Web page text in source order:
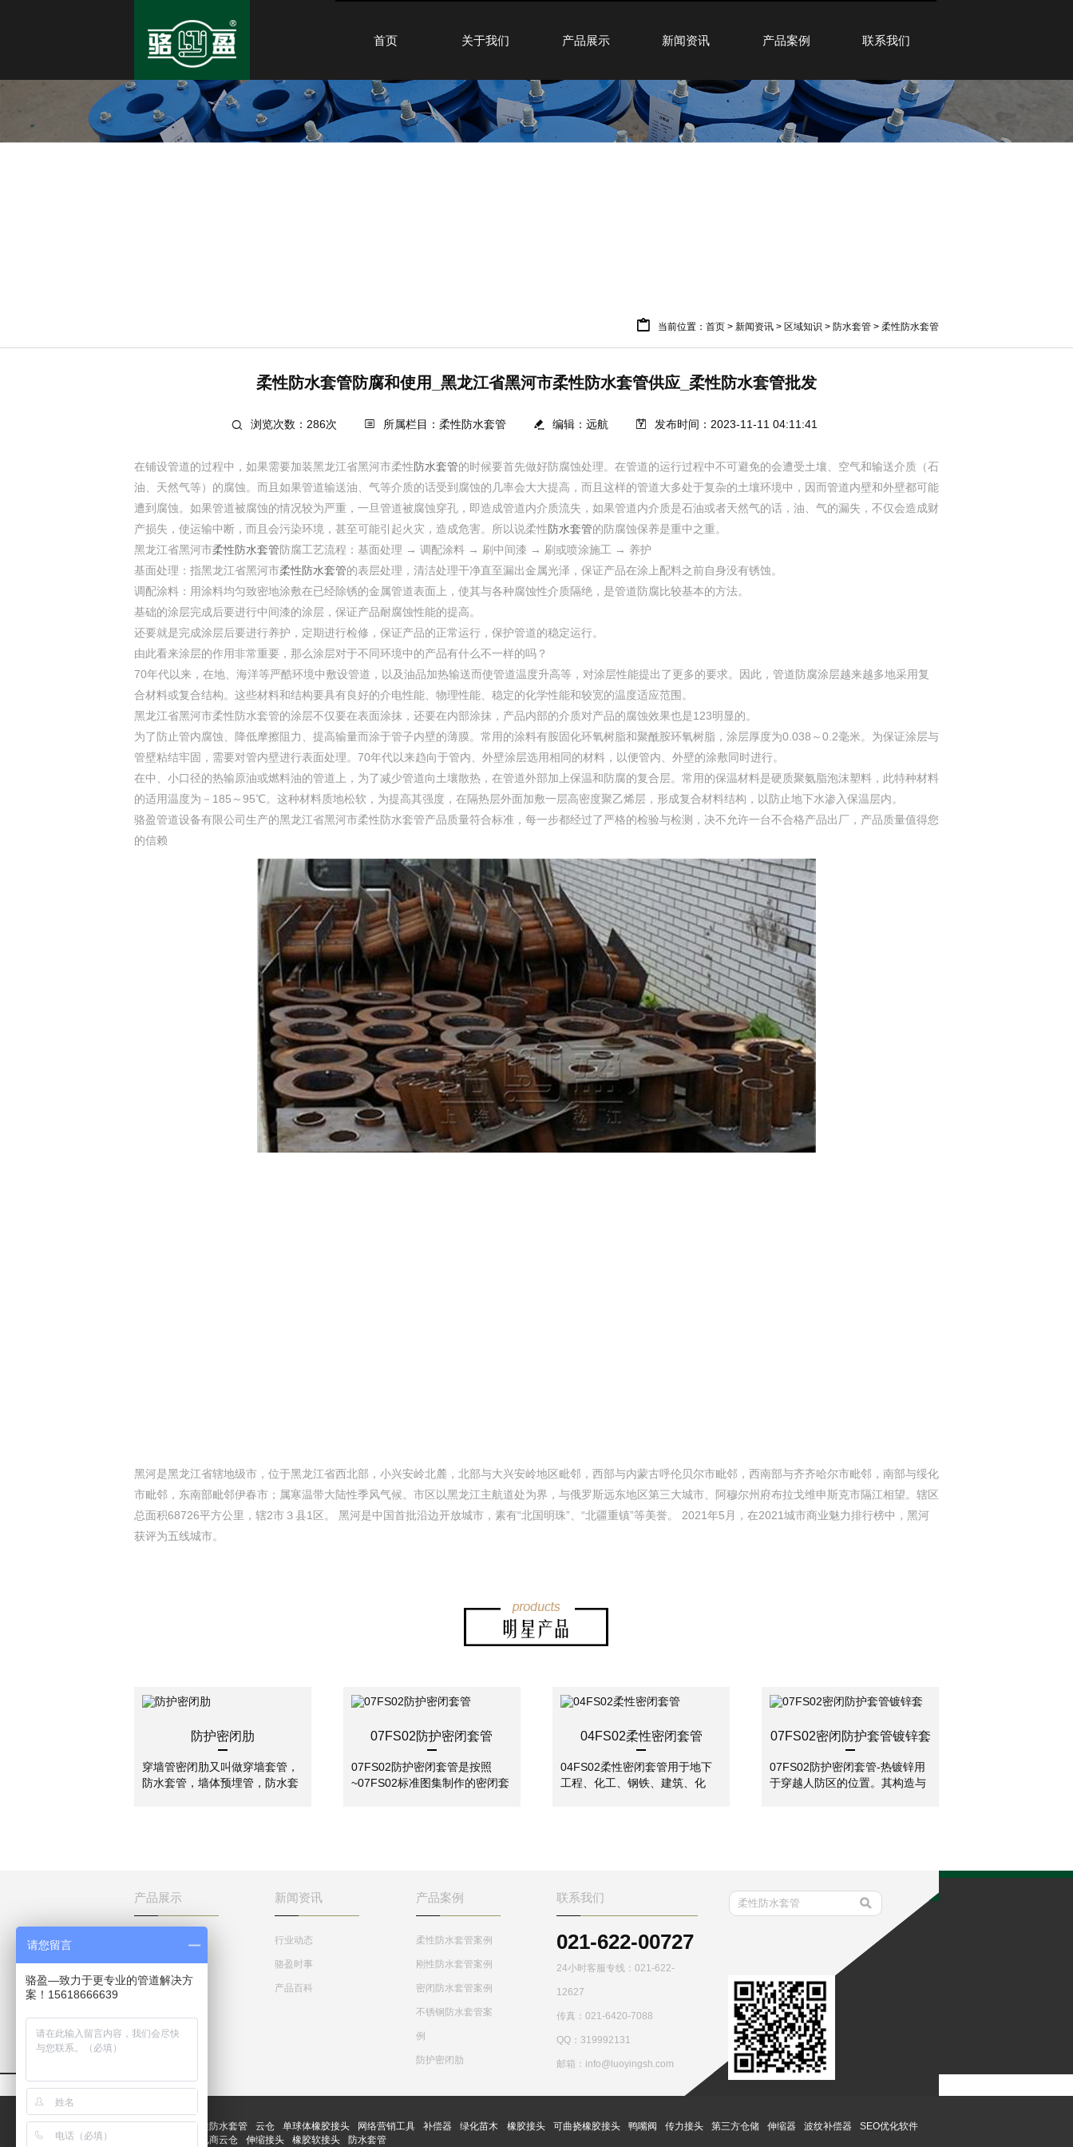
首页 关于我们 产品展示 新闻资讯 产品案例 联系我们
当前位置： 首页 > 新闻资讯 > 区域知识 > 防水套管 > 柔性防水套管
柔性防水套管防腐和使用_黑龙江省黑河市柔性防水套管供应_柔性防水套管批发
浏览次数：286次 所属栏目：柔性防水套管 编辑： 远航 发布时间：2023-11-11 04:11:41
在铺设管道的过程中，如果需要加装黑龙江省黑河市柔性防水套管的时候要首先做好防腐蚀处理。在管道的运行过程中不可避免的会遭受土壤、空气和输送介质（石
油、天然气等）的腐蚀。而且如果管道输送油、气等介质的话受到腐蚀的几率会大大提高，而且这样的管道大多处于复杂的土壤环境中，因而管道内壁和外壁都可能
遭到腐蚀。如果管道被腐蚀的情况较为严重，一旦管道被腐蚀穿孔，即造成管道内介质流失，如果管道内介质是石油或者天然气的话，油、气的漏失，不仅会造成财
产损失，使运输中断，而且会污染环境，甚至可能引起火灾，造成危害。所以说柔性防水套管的防腐蚀保养是重中之重。
黑龙江省黑河市柔性防水套管防腐工艺流程：基面处理 → 调配涂料 → 刷中间漆 → 刷或喷涂施工 → 养护
基面处理：指黑龙江省黑河市柔性防水套管的表层处理，清洁处理干净直至漏出金属光泽，保证产品在涂上配料之前自身没有锈蚀。
调配涂料：用涂料均匀致密地涂敷在已经除锈的金属管道表面上，使其与各种腐蚀性介质隔绝，是管道防腐比较基本的方法。
基础的涂层完成后要进行中间漆的涂层，保证产品耐腐蚀性能的提高。
还要就是完成涂层后要进行养护，定期进行检修，保证产品的正常运行，保护管道的稳定运行。
由此看来涂层的作用非常重要，那么涂层对于不同环境中的产品有什么不一样的吗？
70年代以来，在地、海洋等严酷环境中敷设管道，以及油品加热输送而使管道温度升高等，对涂层性能提出了更多的要求。因此，管道防腐涂层越来越多地采用复
合材料或复合结构。这些材料和结构要具有良好的介电性能、物理性能、稳定的化学性能和较宽的温度适应范围。
黑龙江省黑河市柔性防水套管的涂层不仅要在表面涂抹，还要在内部涂抹，产品内部的介质对产品的腐蚀效果也是123明显的。
为了防止管内腐蚀、降低摩擦阻力、提高输量而涂于管子内壁的薄膜。常用的涂料有胺固化环氧树脂和聚酰胺环氧树脂，涂层厚度为0.038～0.2毫米。为保证涂层与
管壁粘结牢固，需要对管内壁进行表面处理。70年代以来趋向于管内、外壁涂层选用相同的材料，以便管内、外壁的涂敷同时进行。
在中、小口径的热输原油或燃料油的管道上，为了减少管道向土壤散热，在管道外部加上保温和防腐的复合层。常用的保温材料是硬质聚氨脂泡沫塑料，此特种材料
的适用温度为－185～95℃。这种材料质地松软，为提高其强度，在隔热层外面加敷一层高密度聚乙烯层，形成复合材料结构，以防止地下水渗入保温层内。
骆盈管道设备有限公司生产的黑龙江省黑河市柔性防水套管产品质量符合标准，每一步都经过了严格的检验与检测，决不允许一台不合格产品出厂，产品质量值得您
的信赖
黑河是黑龙江省辖地级市，位于黑龙江省西北部，小兴安岭北麓，北部与大兴安岭地区毗邻，西部与内蒙古呼伦贝尔市毗邻，西南部与齐齐哈尔市毗邻，南部与绥化
市毗邻，东南部毗邻伊春市；属寒温带大陆性季风气候。市区以黑龙江主航道处为界，与俄罗斯远东地区第三大城市、阿穆尔州府布拉戈维申斯克市隔江相望。辖区
总面积68726平方公里，辖2市３县1区。 黑河是中国首批沿边开放城市，素有“北国明珠”、“北疆重镇”等美誉。 2021年5月，在2021城市商业魅力排行榜中，黑河
获评为五线城市。
防护密闭肋
穿墙管密闭肋又叫做穿墙套管，
防水套管，墙体预埋管，防水套
07FS02防护密闭套管
07FS02防护密闭套管是按照
~07FS02标准图集制作的密闭套
04FS02柔性密闭套管
04FS02柔性密闭套管用于地下
工程、化工、钢铁、建筑、化
07FS02密闭防护套管镀锌套
07FS02防护密闭套管-热镀锌用
于穿越人防区的位置。其构造与
产品展示
刚性防水套管
密闭防水套管
防护密闭肋
新闻资讯
行业动态
骆盈时事
产品百科
产品案例
柔性防水套管案例
刚性防水套管案例
密闭防水套管案例
不锈钢防水套管案
例
防护密闭肋
联系我们
021-622-00727
24小时客服专线：021-622-
12627
传真：021-6420-7088
QQ： 319992131
邮箱：info@luoyingsh.com
柔性防水套管 云仓 单球体橡胶接头 网络营销工具 补偿器 绿化苗木 橡胶接头 可曲挠橡胶接头 鸭嘴阀 传力接头 第三方仓储 伸缩器 波纹补偿器
SEO优化软件
电商云仓 伸缩接头 橡胶软接头 防水套管
请您留言
骆盈—致力于更专业的管道解决方
案！15618666639